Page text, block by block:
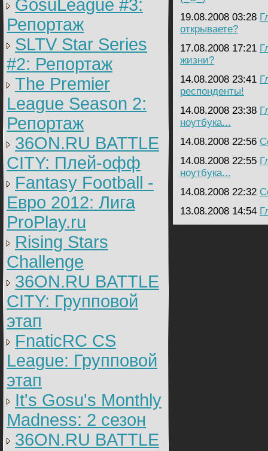
GosuLeague #3:
Репортаж
SLTV Star Series
#2: Репортаж
The Premier
League Season 2:
Репортаж
36ON.RU BATTLE
CITY: Плей-офф
Fantasy Football -
Евро 2012: Лига
ProPlay.ru
Rising Stars
Challenge
36ON.RU BATTLE
CITY: Групповой
этап
FnaticRC CS
League: Групповой
этап
It's Gosu's Monthly
Madness: 2 сезон
36ON.RU BATTLE
19.08.2008 03:28
открываете?
17.08.2008 17:21
жизни?
14.08.2008 23:41
респонденты!
14.08.2008 23:38
ноутбука...
14.08.2008 22:56
14.08.2008 22:55
ноутбука...
14.08.2008 22:32
13.08.2008 14:54